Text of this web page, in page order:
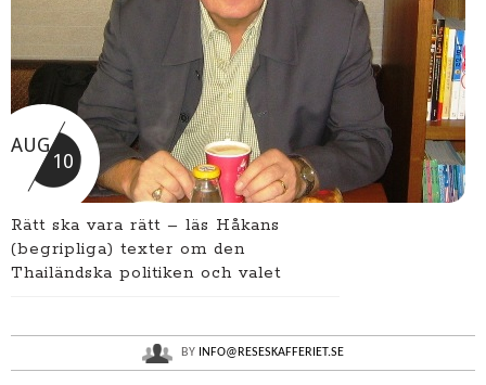
AUG
10
Rätt ska vara rätt – läs Håkans
(begripliga) texter om den
Thailändska politiken och valet
BY INFO@RESESKAFFERIET.SE